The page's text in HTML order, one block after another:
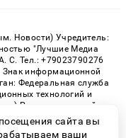
Новости) Учредитель:
"Лучшие Медиа
С. Тел.: +79023790276
Знак информационной
Федеральная служба
технологий и
Регистрационный
02.06.2021сайта вы
ваши